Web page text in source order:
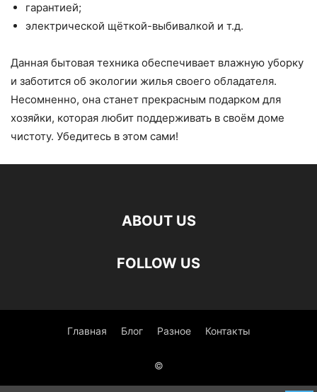
гарантией;
электрической щёткой-выбивалкой и т.д.
Данная бытовая техника обеспечивает влажную уборку
и заботится об экологии жилья своего обладателя.
Несомненно, она станет прекрасным подарком для
хозяйки, которая любит поддерживать в своём доме
чистоту. Убедитесь в этом сами!
ABOUT US
FOLLOW US
Главная Блог Разное Контакты
©